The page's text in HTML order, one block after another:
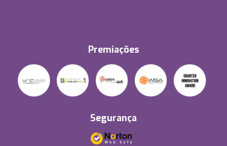
Premiações
Segurança